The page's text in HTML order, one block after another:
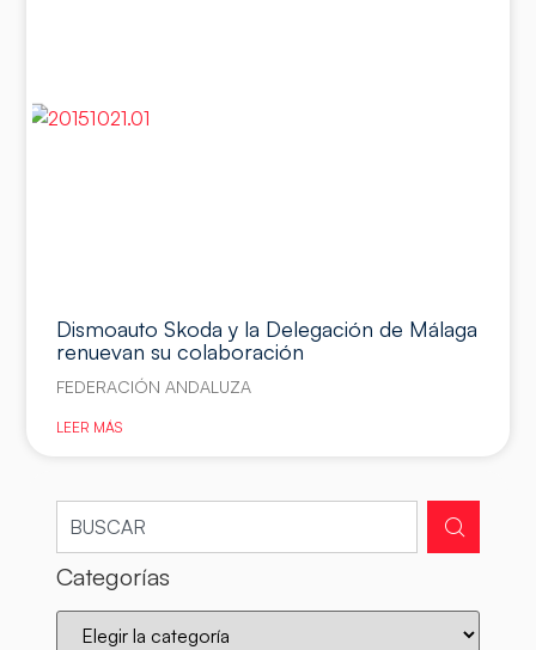
Dismoauto Skoda y la Delegación de Málaga
renuevan su colaboración
FEDERACIÓN ANDALUZA
LEER MÁS
Categorías